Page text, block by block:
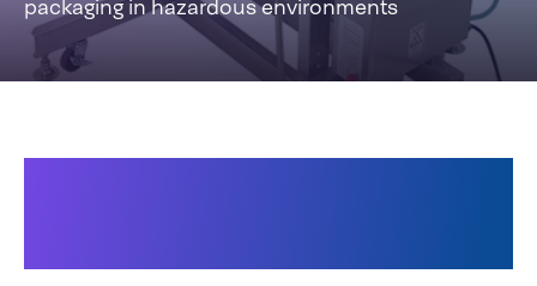
packaging in hazardous environments